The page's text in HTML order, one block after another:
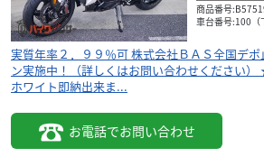
BMW
商品番号
車台番号:100（
実質年率２．９９％可 株式会社ＢＡＳ全国デ
ン実施中！（詳しくはお問い合わせください
ホワイト即納出来ま...
お電話でお問い合わせ